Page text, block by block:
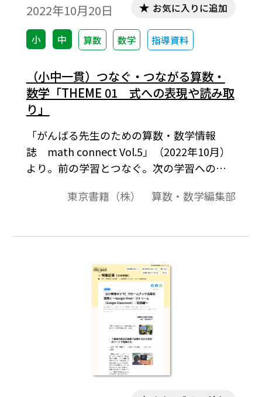
2022年10月20日
小 中 算数 数学 指導資料
お気に入りに追加
（小中一貫）つなぐ・つながる算数・
数学「THEME 01 式への表現や読み取
り」
「がんばる先生のための算数・数学情報
誌 math connect Vol.5」（2022年10月）
より。前の学習とつなぐ。次の学習へのつ
く、先生方が大切にされていることです。統
では小・中で共通のテーマを設定し、あら
面を見てみましょう。テーマ１は、「式へ
の表現や読み取り」（小学校：場面の表
現、□を使った式（未知数）、文字を使っ
た式（変数、未知数など）、中学校：方程
式の利用、1次式の計算（変数）、文字を使
った式（変数）、□を使った式（未知
東京書籍（株） 算数・数学編集部